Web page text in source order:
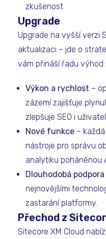
zkušenost.
Upgrade
Upgrade na vyšší verzi
aktualizaci – jde o
vám přináší řadu výhod:
Výkon a rychlost –
zázemí zajišťuje
zlepšuje SEO i
Nové funkce –
nástroje pro správu
analytiku poháněnou
Dlouhodobá podpora
nejnovějšími
zastarání platformy.
Přechod z
Sitecore XM Cloud